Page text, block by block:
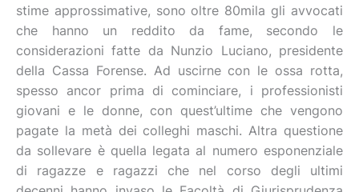
stime approssimative, sono oltre 80mila gli avvocati
che hanno un reddito da fame, secondo le
considerazioni fatte da Nunzio Luciano, presidente
della Cassa Forense. Ad uscirne con le ossa rotta,
spesso ancor prima di cominciare, i professionisti
giovani e le donne, con quest’ultime che vengono
pagate la metà dei colleghi maschi. Altra questione
da sollevare è quella legata al numero esponenziale
di ragazze e ragazzi che nel corso degli ultimi